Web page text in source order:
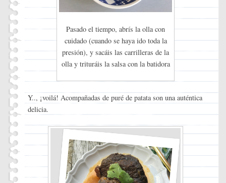
Pasado el tiempo, abrís la olla con
cuidado (cuando se haya ido toda la
presión), y sacáis las carrilleras de la
olla y trituráis la salsa con la batidora
Y.., ¡voilá! Acompañadas de puré de patata son una auténtica
delicia.